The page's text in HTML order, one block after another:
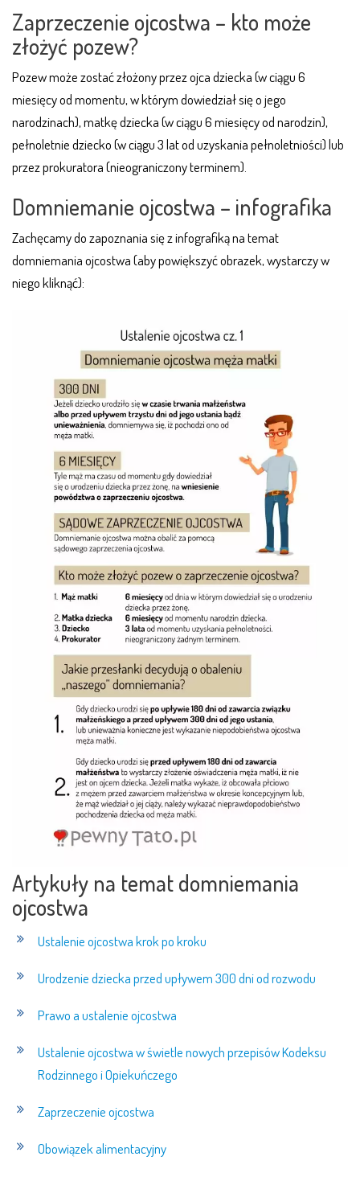
Zaprzeczenie ojcostwa – kto może
złożyć pozew?
Pozew może zostać złożony przez ojca dziecka (w ciągu 6
miesięcy od momentu, w którym dowiedział się o jego
narodzinach), matkę dziecka (w ciągu 6 miesięcy od narodzin),
pełnoletnie dziecko (w ciągu 3 lat od uzyskania pełnoletniości) lub
przez prokuratora (nieograniczony terminem).
Domniemanie ojcostwa – infografika
Zachęcamy do zapoznania się z infografiką na temat
domniemania ojcostwa (aby powiększyć obrazek, wystarczy w
niego kliknąć):
Artykuły na temat domniemania
ojcostwa
Ustalenie ojcostwa krok po kroku
Urodzenie dziecka przed upływem 300 dni od rozwodu
Prawo a ustalenie ojcostwa
Ustalenie ojcostwa w świetle nowych przepisów Kodeksu
Rodzinnego i Opiekuńczego
Zaprzeczenie ojcostwa
Obowiązek alimentacyjny